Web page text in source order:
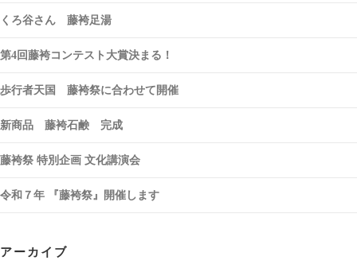
くろ谷さん 藤袴足湯
第4回藤袴コンテスト大賞決まる！
歩行者天国 藤袴祭に合わせて開催
新商品 藤袴石鹸 完成
藤袴祭 特別企画 文化講演会
令和７年 『藤袴祭』開催します
アーカイブ